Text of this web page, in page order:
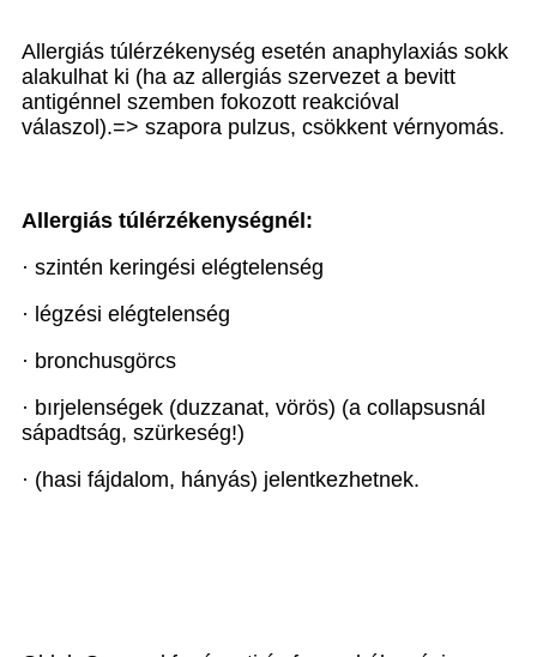
Allergiás túlérzékenység esetén anaphylaxiás sokk
alakulhat ki (ha az allergiás szervezet a bevitt
antigénnel szemben fokozott reakcióval
válaszol).=> szapora pulzus, csökkent vérnyomás.
Allergiás túlérzékenységnél:
· szintén keringési elégtelenség
· légzési elégtelenség
· bronchusgörcs
· bırjelenségek (duzzanat, vörös) (a collapsusnál
sápadtság, szürkeség!)
· (hasi fájdalom, hányás) jelentkezhetnek.